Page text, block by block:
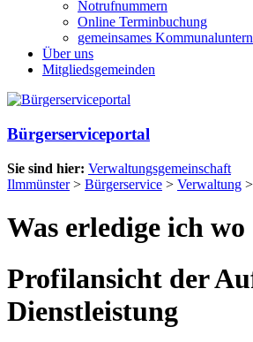
Notrufnummern
Online Terminbuchung
gemeinsames
Über uns
Mitgliedsgemeinden
Bürgerserviceportal
Sie sind hier: Verwaltungsgemeinschaft
Ilmmünster> Bürgerservice > Verwaltung >
Was erledige ich wo
Profilansicht der
Dienstleistung